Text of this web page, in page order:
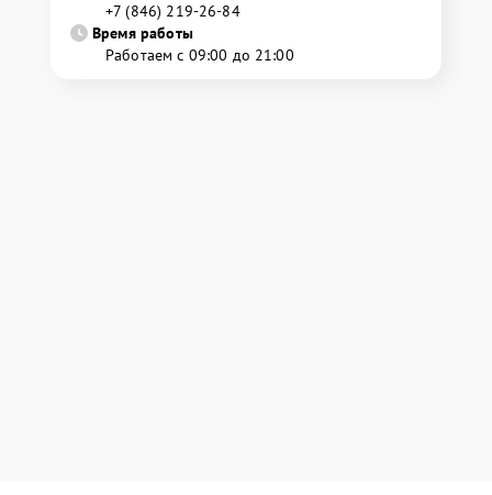
+7 (846) 219-26-84
Время работы
Работаем с 09:00 до 21:00